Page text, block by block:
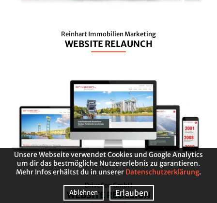
Reinhart Immobilien Marketing
WEBSITE RELAUNCH
DriveCon GmbH
WEBSITE REDESIGN
Unsere Webseite verwendet Cookies und Google Analytics
um dir das bestmögliche Nutzererlebnis zu garantieren.
Mehr Infos erhältst du in unserer Datenschutzerklärung.
Ablehnen Erlauben